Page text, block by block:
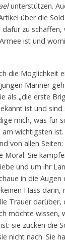
unterstützen.
über die
zu schaffen,
ist und
die Möglichkeit
Männer
als „die erste
ist und sind
mich, was für
am wichtigsten
von allen Seiten:
Moral. Sie
und um ihr
in die Augen
Hass darin,
Trauer darüber,
möchte wissen,
sie zucken die
nicht nach. Sie